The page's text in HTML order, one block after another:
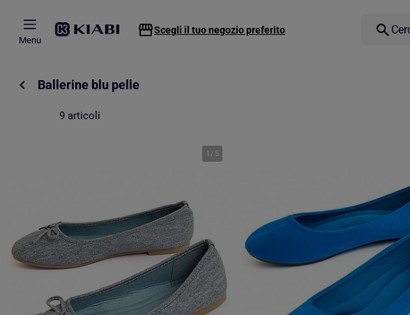
Menu
Scegli il tuo negozio preferito
Ballerine blu pelle
9 articoli
1 / 5